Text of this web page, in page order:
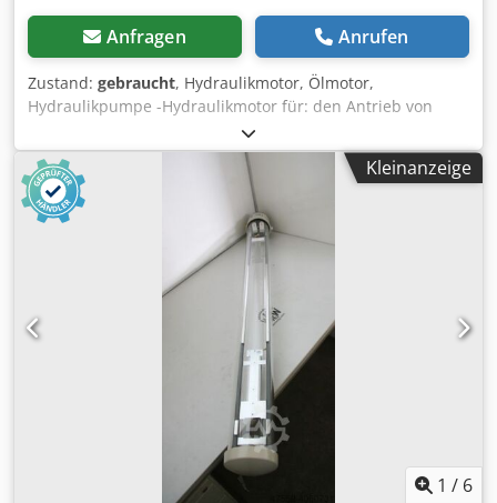
Anfragen Anrufen
Zustand: gebraucht, Hydraulikmotor, Ölmotor,
Hydraulikpumpe -Hydraulikmotor für: den Antrieb von
Arbeitsbühnen der Firma GSL (German Standard Lift) -
Aufnahme Welle verzahnt: Ø 25 mm -Länge: 25 mm -
universell einsetzbar -Anzahl: 2x Motoren vorhanden -
Preis: pro Stück -Abmessungen: 290/160/H160 mm -
Gewicht: 13,5 kg Dkedpectty Ajfx Aqcer
Kleinanzeige
1 / 6